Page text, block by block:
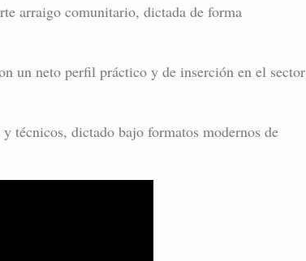
arraigo comunitario, dictada de forma
un neto perfil práctico y de inserción en el sector
técnicos, dictado bajo formatos modernos de